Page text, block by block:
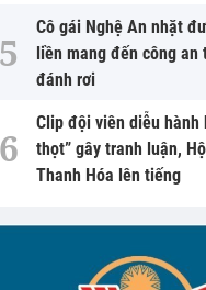
Cô gái Nghệ An nhặt
liền mang đến công an
đánh rơi
Clip đội viên diễu hành
thọt” gây tranh luận,
Thanh Hóa lên tiếng